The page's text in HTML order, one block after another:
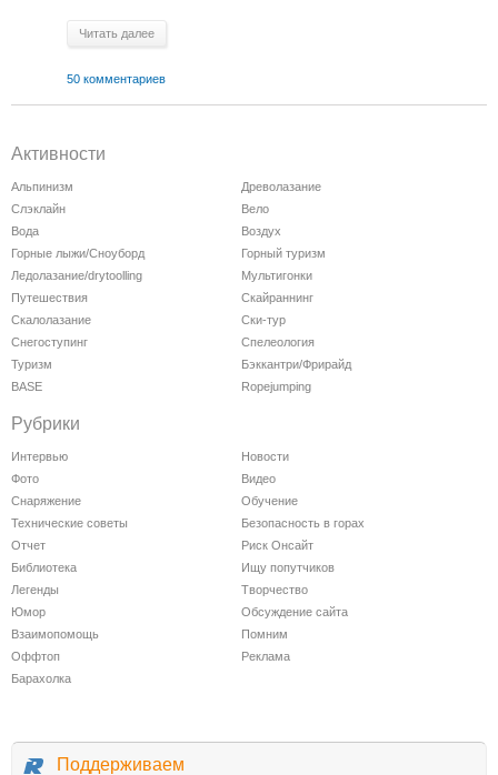
Читать далее
50 комментариев
Активности
Альпинизм
Древолазание
Слэклайн
Вело
Вода
Воздух
Горные лыжи/Сноуборд
Горный туризм
Ледолазание/drytoolling
Мультигонки
Путешествия
Скайраннинг
Скалолазание
Ски-тур
Снегоступинг
Спелеология
Туризм
Бэккантри/Фрирайд
BASE
Ropejumping
Рубрики
Интервью
Новости
Фото
Видео
Снаряжение
Обучение
Технические советы
Безопасность в горах
Отчет
Риск Онсайт
Библиотека
Ищу попутчиков
Легенды
Творчество
Юмор
Обсуждение сайта
Взаимопомощь
Помним
Оффтоп
Реклама
Барахолка
Поддерживаем